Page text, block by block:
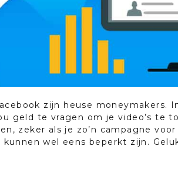
zijn heuse moneymakers.
geld te vragen om je video’s te
zeker als je zo’n campagne
wel eens beperkt zijn.